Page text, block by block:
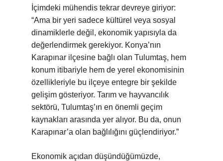
İçimdeki mühendis tekrar devreye giriyor:
“Ama bir yeri sadece kültürel veya sosyal
dinamiklerle değil, ekonomik yapısıyla da
değerlendirmek gerekiyor. Konya’nın
Karapınar ilçesine bağlı olan Tulumtaş, hem
konum itibariyle hem de yerel ekonomisinin
özellikleriyle bu ilçeye entegre bir şekilde
gelişim gösteriyor. Tarım ve hayvancılık
sektörü, Tulumtaş’ın en önemli geçim
kaynakları arasında yer alıyor. Bu da, onun
Karapınar’a olan bağlılığını güçlendiriyor.”
Ekonomik açıdan düşündüğümüzde,